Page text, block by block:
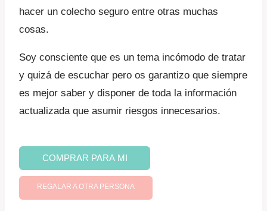
hacer un colecho seguro entre otras muchas
cosas.
Soy consciente que es un tema incómodo de tratar
y quizá de escuchar pero os garantizo que siempre
es mejor saber y disponer de toda la información
actualizada que asumir riesgos innecesarios.
Muerte
súbita
lactante
COMPRAR PARA MI
REGALAR A OTRA PERSONA